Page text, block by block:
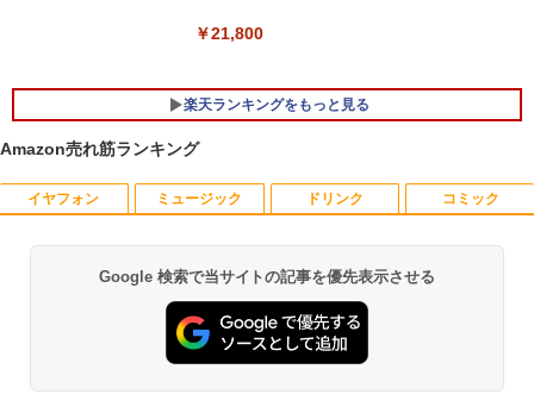
￥21,800
楽天ランキングをもっと見る
1
中古パソコン | NEC | Mate MKM28L-3 |
第8世代 | Core i5 8400 2.8(〜最大4.0)G
Hz | MEM:8GB | SSD:256GB | DVDマル
￥12,000
1
NEC AS223WM 液晶モニター 21.5イン
HD）TN 白色LEDバックライト ミニ D-s
ub VGA HDMI ディスプレイ PS4 switch
￥5,200
1
宇宙兄弟（46） 【電子書籍】[ 小山宙哉
￥1,131
Amazon売れ筋ランキング
イヤフォン
Anker Soundcore P40i オフホワイト
￥7,990
ミュージック
BRUCE WAYNE feat. Flo Milli, ATL Jacob
[Explicit]
￥250
ドリンク
【Amazon.co.jp限定】 い・ろ・は・す 2L P
ET ラベルレス ×8本
￥1,112
コミック
薬屋のひとりごと 17巻 (デジタル版ビッグガ
ンガンコミックス)
￥770
Google 検索で当サイトの記事を優先表示させる